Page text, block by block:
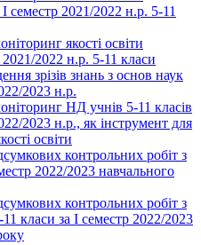
І семестр 2021/2022 н.р. 5-11
якості освіти
2021/2022 н.р. 5-11 класи
зрізів знань з основ наук
2023 н.р.
НД учнів 5-11 класів
2023 н.р., як інструмент для
освіти
контрольних робіт з
2022/2023 навчального
контрольних робіт з
класи за І семестр 2022/2023